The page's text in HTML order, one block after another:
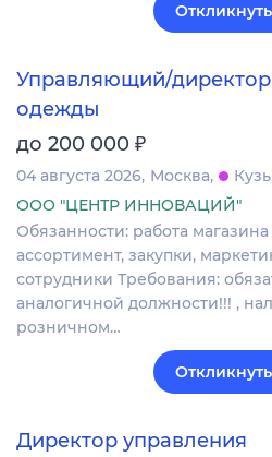
Управляющий/директор
одежды
до 200 000 ₽
04 августа 2026 Москва
ООО "ЦЕНТР ИННОВАЦИЙ"
Обязанности: работа
ассортимент, закупки,
сотрудники Требования:
аналогичной должности!!! ,
розничном…
Директор управления